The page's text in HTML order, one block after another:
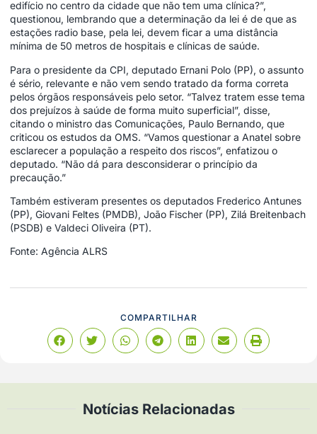
edifício no centro da cidade que não tem uma clínica?”,
questionou, lembrando que a determinação da lei é de que as
estações radio base, pela lei, devem ficar a uma distância
mínima de 50 metros de hospitais e clínicas de saúde.
Para o presidente da CPI, deputado Ernani Polo (PP), o assunto
é sério, relevante e não vem sendo tratado da forma correta
pelos órgãos responsáveis pelo setor. “Talvez tratem esse tema
dos prejuízos à saúde de forma muito superficial”, disse,
citando o ministro das Comunicações, Paulo Bernando, que
criticou os estudos da OMS. “Vamos questionar a Anatel sobre
esclarecer a população a respeito dos riscos”, enfatizou o
deputado. “Não dá para desconsiderar o princípio da
precaução.”
Também estiveram presentes os deputados Frederico Antunes
(PP), Giovani Feltes (PMDB), João Fischer (PP), Zilá Breitenbach
(PSDB) e Valdeci Oliveira (PT).
Fonte: Agência ALRS
COMPARTILHAR
Notícias Relacionadas